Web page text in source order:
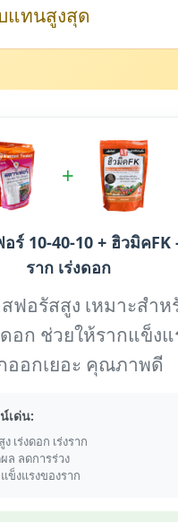
แทนสูงสุด
+
ร์ 10-40-10 + ฮิวมิคFK
ราก เร่งดอก
ฟอรัสสูง เหมาะสำห
ดอก ช่วยให้รากแข็งแ
ออกเยอะ คุณภาพดี
เด่น:
เร่งดอก เร่งราก
ล ลดการร่วง
ข็งแรงของราก